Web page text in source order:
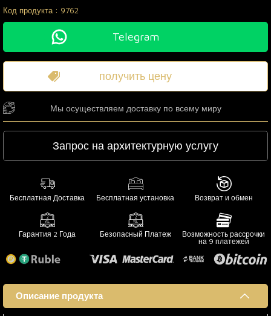
Код продукта : 9762
Telegram
получить цену
Мы осуществляем доставку по всему миру
Запрос на архитектурную услугу
Бесплатная Доставка Бесплатная установка Возврат и обмен
Гарантия 2 Года Безопасный Платеж
Возможность рассрочки
на 9 платежей
Описание продукта